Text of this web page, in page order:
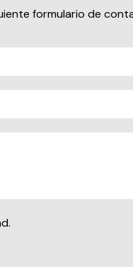
formulario de